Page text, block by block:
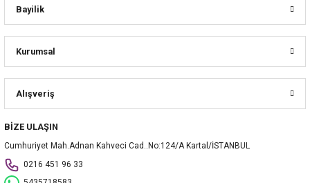
Bayilik
Kurumsal
Alışveriş
BİZE ULAŞIN
Cumhuriyet Mah.Adnan Kahveci Cad..No:124/A Kartal/İSTANBUL
0216 451 96 33